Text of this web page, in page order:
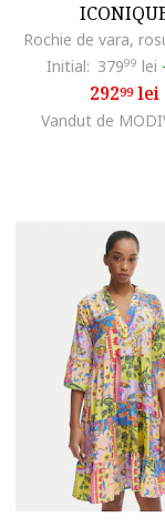
Rochie de vara,
Initial: 37999 lei -
29299lei
Vandut de